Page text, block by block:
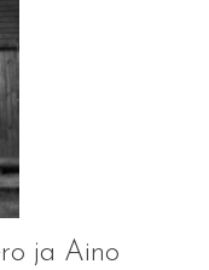
ja Aino